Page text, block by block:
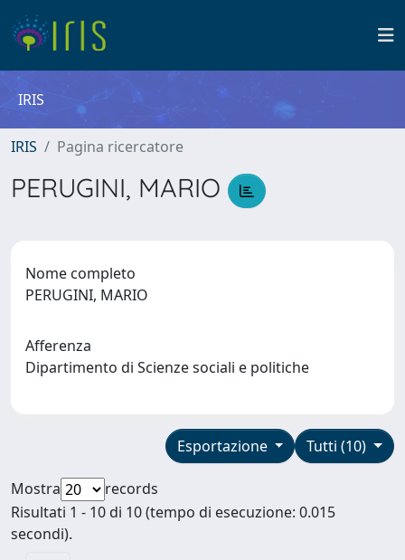
IRIS
IRIS Pagina ricercatore
PERUGINI, MARIO
Nome completo
PERUGINI, MARIO
Afferenza
Dipartimento di Scienze sociali e politiche
Tutti (10)
Esportazione
Mostra
records
Risultati 1 - 10 di 10 (tempo di esecuzione: 0.015
secondi).